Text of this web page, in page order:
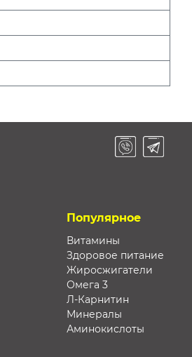
Популярное
Витамины
Здоровое питание
Жиросжигатели
Омега 3
Л-Карнитин
Минералы
Аминокислоты